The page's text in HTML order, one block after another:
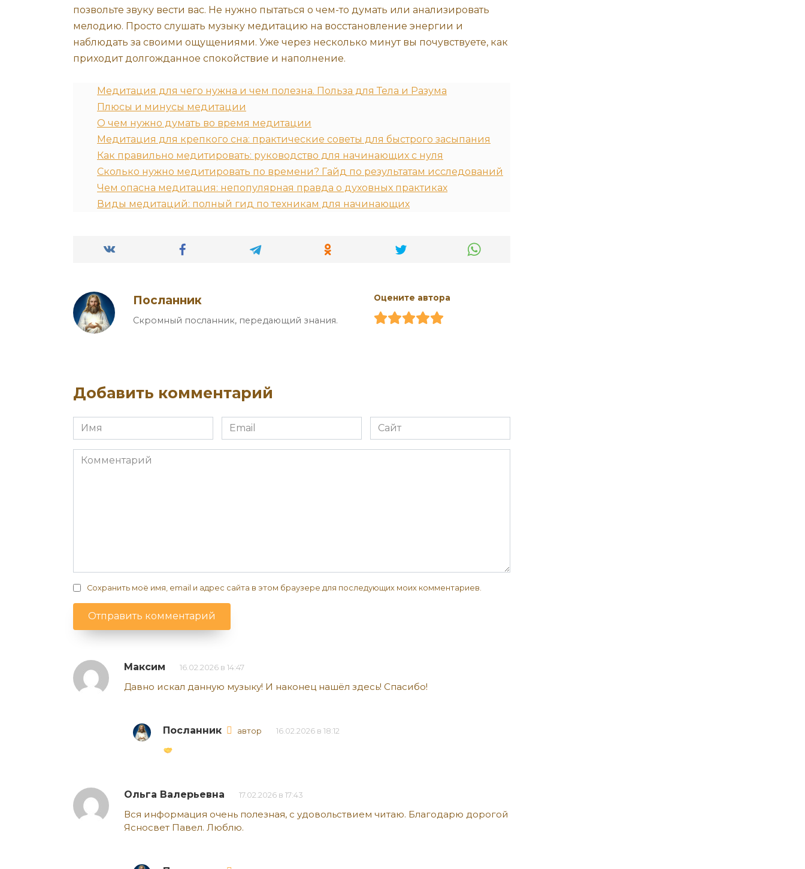
позвольте звуку вести вас. Не нужно пытаться о чем-то думать или анализировать
мелодию. Просто слушать музыку медитацию на восстановление энергии и
наблюдать за своими ощущениями. Уже через несколько минут вы почувствуете, как
приходит долгожданное спокойствие и наполнение.
Медитация для чего нужна и чем полезна. Польза для Тела и Разума
Плюсы и минусы медитации
О чем нужно думать во время медитации
Медитация для крепкого сна: практические советы для быстрого засыпания
Как правильно медитировать: руководство для начинающих с нуля
Сколько нужно медитировать по времени? Гайд по результатам исследований
Чем опасна медитация: непопулярная правда о духовных практиках
Виды медитаций: полный гид по техникам для начинающих
Посланник
Скромный посланник, передающий знания.
Оцените автора
Добавить комментарий
Имя
*
Email
*
Сайт
Комментарий
Сохранить моё имя, email и адрес сайта в этом браузере для последующих моих комментариев.
Максим 16.02.2026 в 14:47
Давно искал данную музыку! И наконец нашёл здесь! Спасибо!
Посланник автор 16.02.2026 в 18:12
Ольга Валерьевна 17.02.2026 в 17:43
Вся информация очень полезная, с удовольствием читаю. Благодарю дорогой
Ясносвет Павел. Люблю.